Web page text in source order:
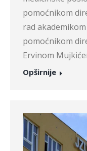
pomoćnikom
rad
pomoćnikom
Ervinom
Opširnije